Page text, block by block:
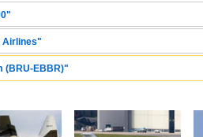
Airlines"
(BRU-EBBR)"